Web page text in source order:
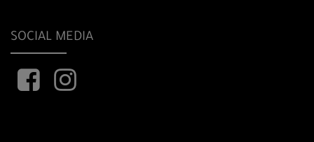
SOCIAL MEDIA